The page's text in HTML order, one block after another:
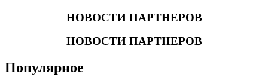
НОВОСТИ ПАРТНЕРОВ
НОВОСТИ ПАРТНЕРОВ
Популярное